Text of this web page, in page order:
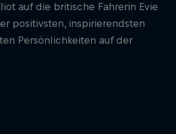
auf die britische Fahrerin Evie
positivsten, inspirierendsten
Persönlichkeiten auf der